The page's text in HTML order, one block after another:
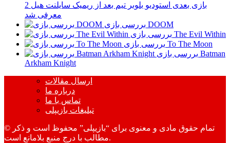
بازی بعدی استودیو بلوبر تیم بعد از ریمیک سایلنت هیل 2
معرفی شد
بررسی بازی DOOM
بررسی بازی The Evil Within
بررسی بازی To The Moon
بررسی بازی Batman
Arkham Knight
ارسال مقالات
درباره ما
تماس با ما
تبلیغات بازیپلی
© تمام حقوق مادی و معنوی برای “بازیپلی” محفوظ است و ذکر
مطالب با درج منبع بلامانع است.